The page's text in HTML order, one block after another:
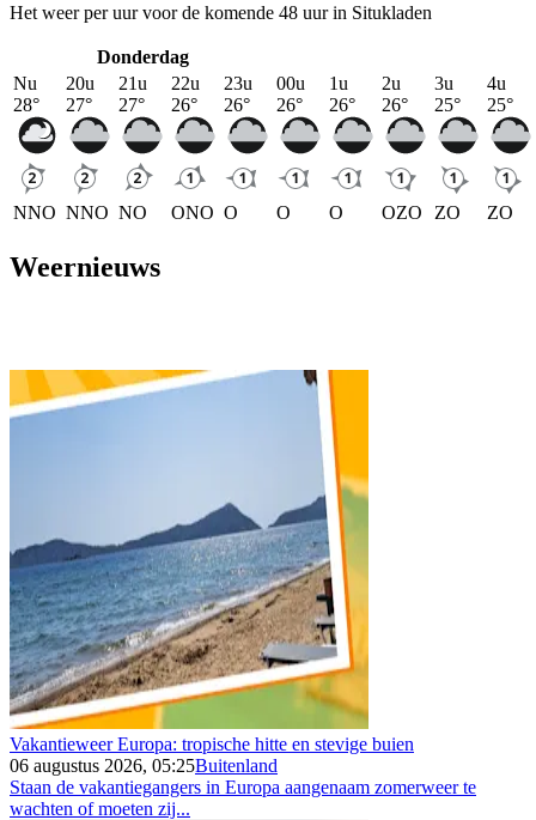
Het weer per uur voor de komende 48 uur in Situkladen
Donderdag
Nu
28°
NNO
20u
27°
NNO
21u
27°
NO
22u
26°
ONO
23u
26°
O
00u
26°
O
1u
26°
O
2u
26°
OZO
3u
25°
ZO
4u
25°
ZO
Weernieuws
Vakantieweer Europa: tropische hitte en stevige buien
06 augustus 2026, 05:25Buitenland
Staan de vakantiegangers in Europa aangenaam zomerweer te
wachten of moeten zij...